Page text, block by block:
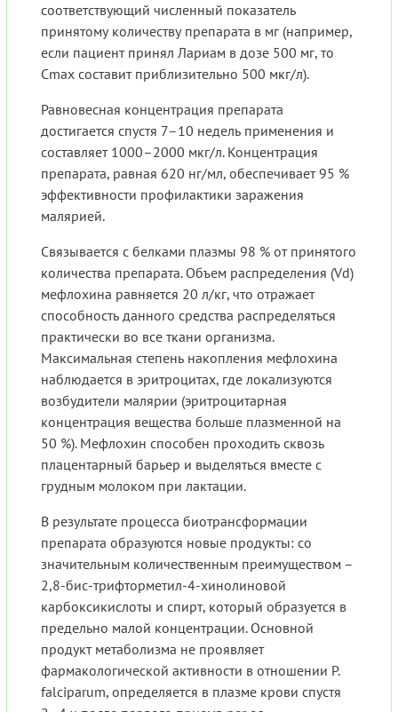
соответствующий численный показатель
принятому количеству препарата в мг (например,
если пациент принял Лариам в дозе 500 мг, то
Cmax составит приблизительно 500 мкг/л).
Равновесная концентрация препарата
достигается спустя 7–10 недель применения и
составляет 1000–2000 мкг/л. Концентрация
препарата, равная 620 нг/мл, обеспечивает 95 %
эффективности профилактики заражения
малярией.
Связывается с белками плазмы 98 % от принятого
количества препарата. Объем распределения (Vd)
мефлохина равняется 20 л/кг, что отражает
способность данного средства распределяться
практически во все ткани организма.
Максимальная степень накопления мефлохина
наблюдается в эритроцитах, где локализуются
возбудители малярии (эритроцитарная
концентрация вещества больше плазменной на
50 %). Мефлохин способен проходить сквозь
плацентарный барьер и выделяться вместе с
грудным молоком при лактации.
В результате процесса биотрансформации
препарата образуются новые продукты: со
значительным количественным преимуществом –
2,8-бис-трифторметил-4-хинолиновой
карбоксикислоты и спирт, который образуется в
предельно малой концентрации. Основной
продукт метаболизма не проявляет
фармакологической активности в отношении P.
falciparum, определяется в плазме крови спустя